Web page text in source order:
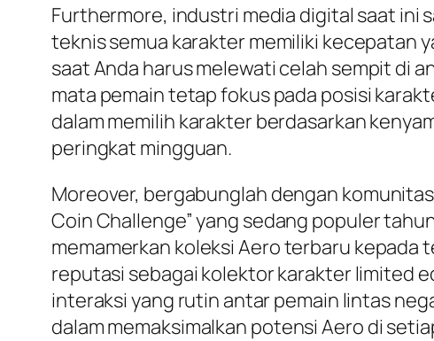
Furthermore, industri media digital saat ini
teknis semua karakter memiliki kecepatan
saat Anda harus melewati celah sempit di
mata pemain tetap fokus pada posisi
dalam memilih karakter berdasarkan
peringkat mingguan.
Moreover, bergabunglah dengan
Coin Challenge” yang sedang populer
memamerkan koleksi Aero terbaru
reputasi sebagai kolektor karakter limited
interaksi yang rutin antar pemain lintas
dalam memaksimalkan potensi Aero di